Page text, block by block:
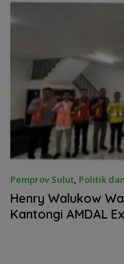
Pemprov Sulut, Politik
Henry Walukow
Kantongi AMDAL